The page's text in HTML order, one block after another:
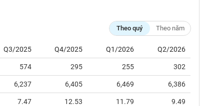
Theo quý Theo năm
Q3/2025 Q4/2025 Q1/2026 Q2/2026
574 295 255 302
6,237 6,405 6,469 6,386
7.47 12.53 11.79 9.49